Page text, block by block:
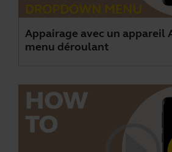
Appairage avec un appareil
menu déroulant